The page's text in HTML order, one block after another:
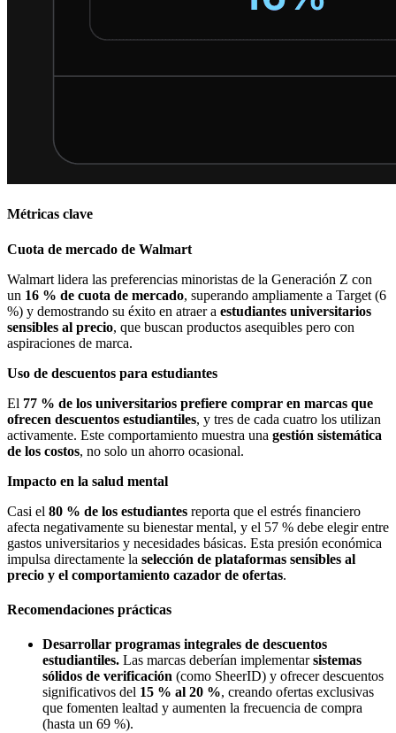
Métricas clave
Cuota de mercado de Walmart
Walmart lidera las preferencias minoristas de la Generación Z con
un 16 % de cuota de mercado, superando ampliamente a Target (6
%) y demostrando su éxito en atraer a estudiantes universitarios
sensibles al precio, que buscan productos asequibles pero con
aspiraciones de marca.
Uso de descuentos para estudiantes
El 77 % de los universitarios prefiere comprar en marcas que
ofrecen descuentos estudiantiles, y tres de cada cuatro los utilizan
activamente. Este comportamiento muestra una gestión sistemática
de los costos, no solo un ahorro ocasional.
Impacto en la salud mental
Casi el 80 % de los estudiantes reporta que el estrés financiero
afecta negativamente su bienestar mental, y el 57 % debe elegir entre
gastos universitarios y necesidades básicas. Esta presión económica
impulsa directamente la selección de plataformas sensibles al
precio y el comportamiento cazador de ofertas.
Recomendaciones prácticas
Desarrollar programas integrales de descuentos
estudiantiles. Las marcas deberían implementarsistemas
sólidos de verificación (como SheerID) y ofrecer descuentos
significativos del 15 % al 20 %, creando ofertas exclusivas
que fomenten lealtad y aumenten la frecuencia de compra
(hasta un 69 %).